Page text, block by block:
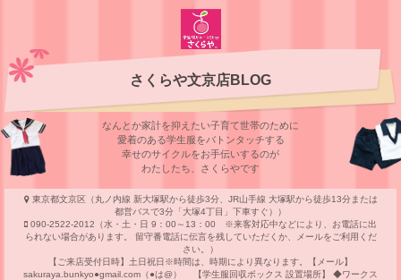
さくらや文京店BLOG
なんとか家計を抑えたい子育て世帯のために
愛着のある学⽣服をバトンタッチする
幸せのサイクルをお⼿伝いするのが
わたしたち、さくらやです
東京都文京区（丸ノ内線 新大塚駅から徒歩3分、JR山手線 大塚駅から徒歩13分または
都営バスで3分「大塚4丁目」下車すぐ））
090-2522-2012（水・土・日 9：00～13：00 ※来客対応中などにより、お電話に出
られない場合があります。 留守番電話に伝言を残していただくか、メールをご利用くだ
さい。）
【ご来店受付日時】土日祝日※時間は、時期により異なります。【メール】
sakuraya.bunkyo●gmail.com（●は@） 【学生服回収ボックス 設置場所】 ◆ワークス